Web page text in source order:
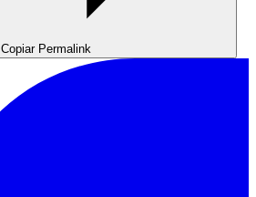
Copiar Permalink